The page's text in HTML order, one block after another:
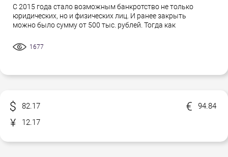
С 2015 года стало возможным банкротство не только
юридических, но и физических лиц. И ранее закрыть
можно было сумму от 500 тыс. рублей. Тогда как
1677
82.17
94.84
12.17